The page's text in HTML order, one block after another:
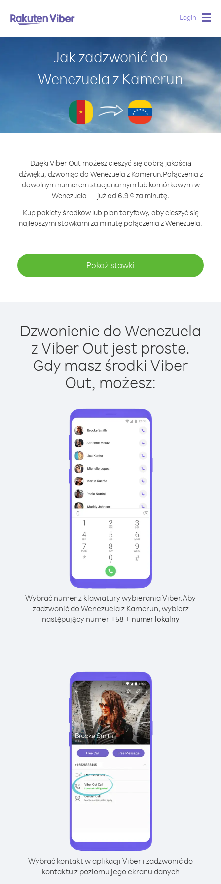
Login
Jak zadzwonić do
Wenezuela z Kamerun
Dzięki Viber Out możesz cieszyć się dobrą jakością
dźwięku, dzwoniąc do Wenezuela z Kamerun.Połączenia z
dowolnym numerem stacjonarnym lub komórkowym w
Wenezuela — już od 6.9 ¢ za minutę.
Kup pakiety środków lub plan taryfowy, aby cieszyć się
najlepszymi stawkami za minutę połączenia z Wenezuela.
Pokaż stawki
Dzwonienie do Wenezuela
z Viber Out jest proste.
Gdy masz środki Viber
Out, możesz:
Wybrać numer z klawiatury wybierania Viber.Aby
zadzwonić do Wenezuela z Kamerun, wybierz
następujący numer:+58 + numer lokalny
Wybrać kontakt w aplikacji Viber i zadzwonić do
kontaktu z poziomu jego ekranu danych